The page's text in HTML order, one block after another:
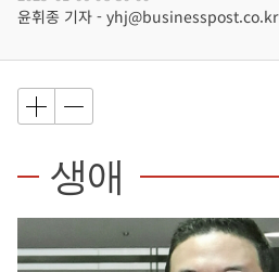
윤휘종 기자 - yhj@businesspost.co.kr
생애